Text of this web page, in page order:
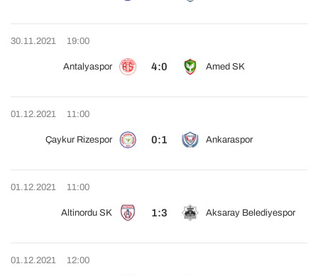
30.11.2021 19:00
Antalyaspor 4:0 Amed SK
01.12.2021 11:00
Çaykur Rizespor 0:1 Ankaraspor
01.12.2021 11:00
Altinordu SK 1:3 Aksaray Belediyespor
01.12.2021 12:00